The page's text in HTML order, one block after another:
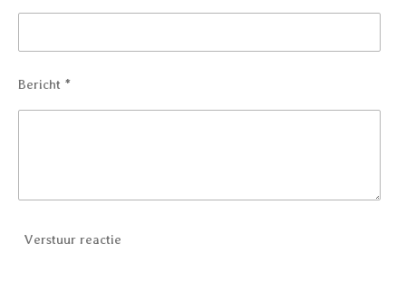
Bericht *
Verstuur reactie